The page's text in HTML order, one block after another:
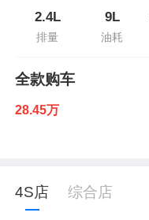
2.4L
排量
9L
油耗
全款购车
28.45万
4S店 综合店